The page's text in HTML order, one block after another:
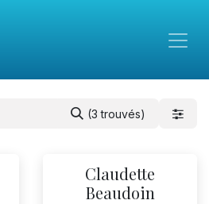
(3 trouvés)
Claudette
Beaudoin